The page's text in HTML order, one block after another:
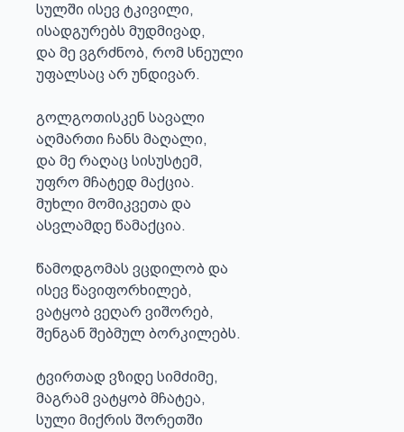
სულში ისევ ტკივილი,
ისადგურებს მუდმივად,
და მე ვგრძნობ, რომ სნეული
უფალსაც არ უნდივარ.
გოლგოთისკენ სავალი
აღმართი ჩანს მაღალი,
და მე რაღაც სისუსტემ,
უფრო მჩატედ მაქცია.
მუხლი მომიკვეთა და
ასვლამდე წამაქცია.
წამოდგომას ვცდილობ და
ისევ წავიფორხილებ,
ვატყობ ვეღარ ვიშორებ,
შენგან შებმულ ბორკილებს.
ტვირთად ვზიდე სიმძიმე,
მაგრამ ვატყობ მჩატეა,
სული მიქრის შორეთში